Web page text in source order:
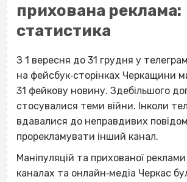
прихована реклама:
статистика
З 1 вересня до 31 грудня у
на фейсбук‐сторінках Черкащини
31 фейкову новину. Здебільшого
стосувалися теми війни. Інколи
вдавалися до неправдивих
прорекламувати інший канал.
Маніпуляцій та прихованої
каналах та онлайн‐медіа Черкас